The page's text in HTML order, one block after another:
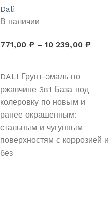
Dali
В наличии
771,00 ₽ – 10 239,00 ₽
DALI Грунт-эмаль по
ржавчине 3в1 База под
колеровку по новым и
ранее окрашенным:
стальным и чугунным
поверхностям с коррозией и
без